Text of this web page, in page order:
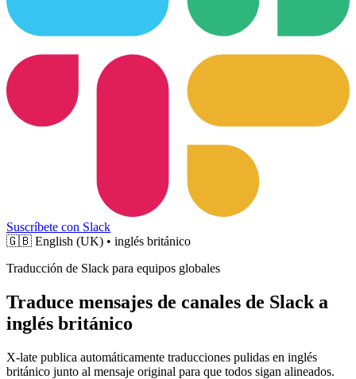
Suscríbete con Slack
🇬🇧 English (UK) • inglés británico
Traducción de Slack para equipos globales
Traduce mensajes de canales de Slack a
inglés británico
X-late publica automáticamente traducciones pulidas en inglés
británico junto al mensaje original para que todos sigan alineados.